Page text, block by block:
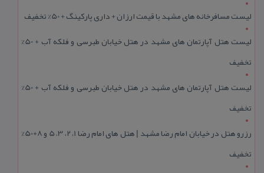
لیست مسافرخانه های مشهد با قیمت ارزان + داری پارکینگ + 50% تخفیف
لیست هتل آپارتمان های مشهد در هتل خیابان طبرسی و فلکه آب + 50%
تخفیف
لیست هتل آپارتمان های مشهد در هتل خیابان طبرسی و فلکه آب + 50%
تخفیف
رزرو هتل در خیابان امام رضا مشهد | هتل‌ های امام رضا 1، 2، 3، 5 و 8+50%
تخفیف